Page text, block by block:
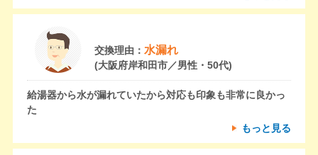
交換理由： 水漏れ
(大阪府岸和田市／男性・50代)
給湯器から水が漏れていたから対応も印象も非常に良かっ
た
もっと見る